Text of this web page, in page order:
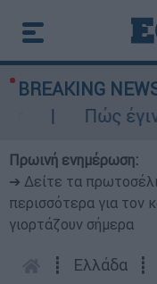
BREAKING
Πώς έγινε
Πρωινή ενημέρωση:
➔ Δείτε τα
περισσότερα για τον
γιορτάζουν σήμερα
┋ Ελλάδα ┋